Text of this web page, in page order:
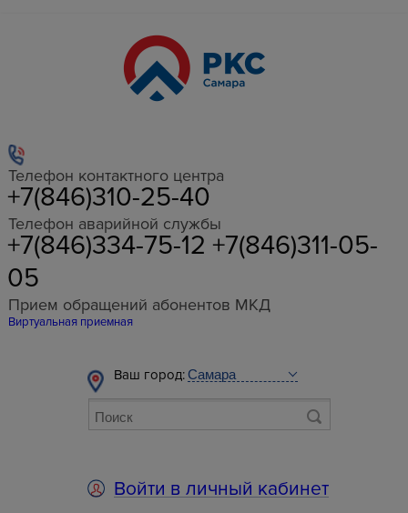
Телефон контактного центра
+7(846)310-25-40
Телефон аварийной службы
+7(846)334-75-12 +7(846)311-05-
05
Прием обращений абонентов МКД
Виртуальная приемная
Ваш город:
Войти в личный кабинет